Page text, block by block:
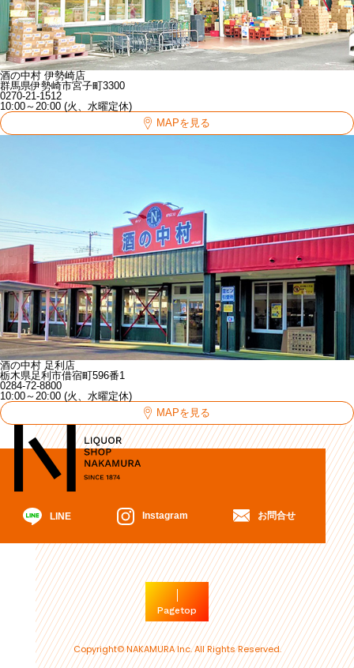
酒の中村 伊勢崎店
群馬県伊勢崎市宮子町3300
0270-21-1512
10:00～20:00 (火、水曜定休)
MAPを見る
酒の中村 足利店
栃木県足利市借宿町596番1
0284-72-8800
10:00～20:00 (火、水曜定休)
MAPを見る
LINE Instagram お問合せ
Pagetop
Copyright© NAKAMURA Inc. All Rights Reserved.